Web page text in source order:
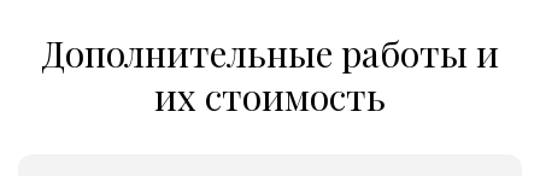
Дополнительные работы и
их стоимость